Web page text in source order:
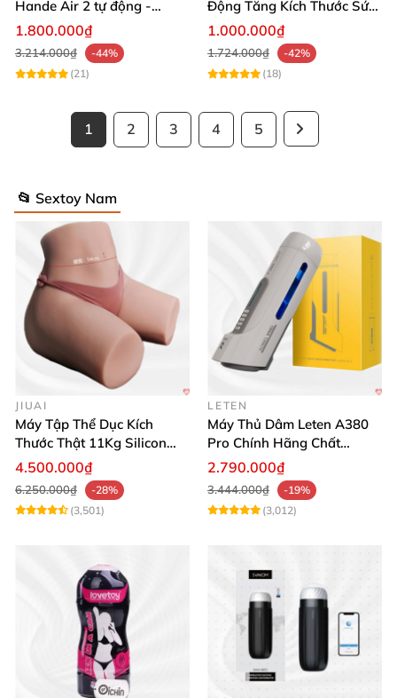
Hande Air 2 tự động -
Rung, Hút, Tăng kích thước
1.800.000₫
3.214.000₫
-44%
(21)
Động Tăng Kích Thước Sức
Bền
1.000.000₫
1.724.000₫
-42%
(18)
1 2 3 4 5
📂 Sextoy Nam
JIUAI
Máy Tập Thể Dục Kích
Thước Thật 11Kg Silicon
Cao Cấp Nhật Bản
4.500.000₫
6.250.000₫
-28%
(3,501)
LETEN
Máy Thủ Dâm Leten A380
Pro Chính Hãng Chất
Lượng Cao
2.790.000₫
3.444.000₫
-19%
(3,012)